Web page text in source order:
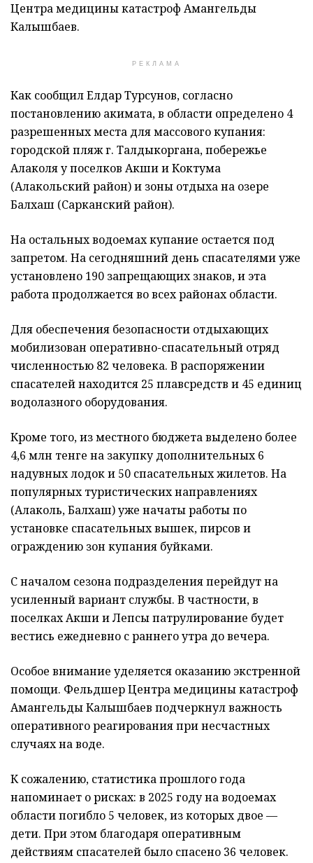
Центра медицины катастроф Амангельды
Калышбаев.
РЕКЛАМА
Как сообщил Елдар Турсунов, согласно
постановлению акимата, в области определено 4
разрешенных места для массового купания:
городской пляж г. Талдыкоргана, побережье
Алаколя у поселков Акши и Коктума
(Алакольский район) и зоны отдыха на озере
Балхаш (Сарканский район).
На остальных водоемах купание остается под
запретом. На сегодняшний день спасателями уже
установлено 190 запрещающих знаков, и эта
работа продолжается во всех районах области.
Для обеспечения безопасности отдыхающих
мобилизован оперативно-спасательный отряд
численностью 82 человека. В распоряжении
спасателей находится 25 плавсредств и 45 единиц
водолазного оборудования.
Кроме того, из местного бюджета выделено более
4,6 млн тенге на закупку дополнительных 6
надувных лодок и 50 спасательных жилетов. На
популярных туристических направлениях
(Алаколь, Балхаш) уже начаты работы по
установке спасательных вышек, пирсов и
ограждению зон купания буйками.
С началом сезона подразделения перейдут на
усиленный вариант службы. В частности, в
поселках Акши и Лепсы патрулирование будет
вестись ежедневно с раннего утра до вечера.
Особое внимание уделяется оказанию экстренной
помощи. Фельдшер Центра медицины катастроф
Амангельды Калышбаев подчеркнул важность
оперативного реагирования при несчастных
случаях на воде.
К сожалению, статистика прошлого года
напоминает о рисках: в 2025 году на водоемах
области погибло 5 человек, из которых двое —
дети. При этом благодаря оперативным
действиям спасателей было спасено 36 человек.